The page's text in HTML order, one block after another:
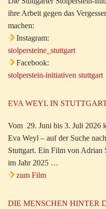
ihre Arbeit gegen das
machen:
Instagram:
stolpersteine_stuttgart
Facebook:
stolperstein-initiativen stuttgart
EVA WEYL IN
Vom 29. Juni bis 3. Juli 2026
Eva Weyl – auf der Suche
Stuttgart. Ein Film von Adrian
im Jahr 2025 …
zum Film
DIE MENSCHEN HINTER